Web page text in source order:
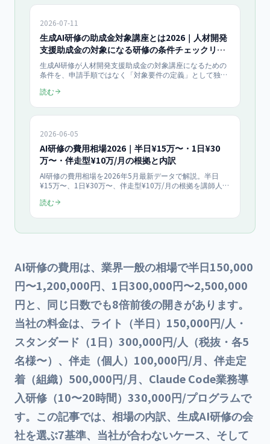
2026-07-11
生成AI研修の助成金対象講座とは2026｜人材開発
支援助成金の対象になる研修の条件チェックリス
ト
生成AI研修が人材開発支援助成金の対象講座になるための
条件を、申請手順ではなく「対象要件の定義」として独立
ックリスト化し、自社の研修が助成対象に該当するかを一
読む
2026-06-05
AI研修の費用相場2026｜半日¥15万〜・1日¥30
万〜・伴走型¥10万/月の根拠と内訳
AI研修の費用相場を2026年5月最新データで解説。半日
¥15万〜、1日¥30万〜、伴走型¥10万/月の根拠を講師人月
Opus 5／Gemini 3.6 Flash 対応のカリキュラムが含まれる
75%補助を受ける具体例まで、購入判断に直結する数値根
読む
AI研修の費用は、業界一般の相場で半日150,000
円〜1,200,000円、1日300,000円〜2,500,000
円と、同じ日数でも8倍前後の開きがあります。
当社の料金は、ライト（半日）150,000円/人・
スタンダード（1日）300,000円/人（税抜・各5
名様〜）、伴走（個人）100,000円/月、伴走定
着（組織）500,000円/月、Claude Code業務導
入研修（10〜20時間）330,000円/プログラムで
す。この記事では、相場の内訳、生成AI研修の会
社を選ぶ7基準、当社が合わないケース、そして